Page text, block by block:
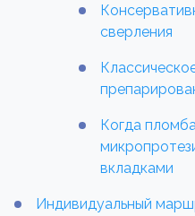
сверления
Когда
вкладками
Индивидуальный